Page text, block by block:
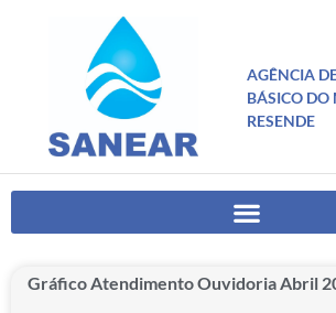
AGÊNCIA
BÁSICO DO
RESENDE
Gráfico Atendimento Ouvidoria Abril